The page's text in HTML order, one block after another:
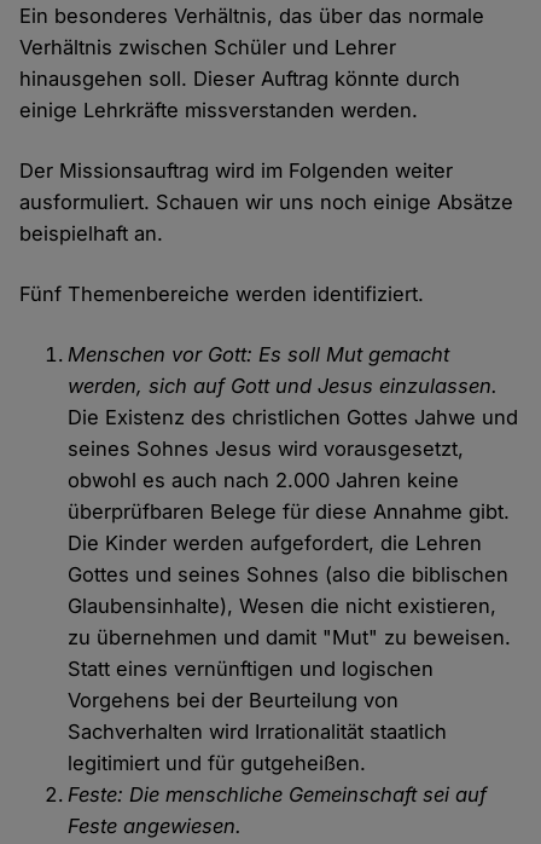
Ein besonderes Verhältnis, das über das normale
Verhältnis zwischen Schüler und Lehrer
hinausgehen soll. Dieser Auftrag könnte durch
einige Lehrkräfte missverstanden werden.
Der Missionsauftrag wird im Folgenden weiter
ausformuliert. Schauen wir uns noch einige Absätze
beispielhaft an.
Fünf Themenbereiche werden identifiziert.
Menschen vor Gott: Es soll Mut gemacht
werden, sich auf Gott und Jesus einzulassen.
Die Existenz des christlichen Gottes Jahwe und
seines Sohnes Jesus wird vorausgesetzt,
obwohl es auch nach 2.000 Jahren keine
überprüfbaren Belege für diese Annahme gibt.
Die Kinder werden aufgefordert, die Lehren
Gottes und seines Sohnes (also die biblischen
Glaubensinhalte), Wesen die nicht existieren,
zu übernehmen und damit "Mut" zu beweisen.
Statt eines vernünftigen und logischen
Vorgehens bei der Beurteilung von
Sachverhalten wird Irrationalität staatlich
legitimiert und für gutgeheißen.
Feste: Die menschliche Gemeinschaft sei auf
Feste angewiesen.